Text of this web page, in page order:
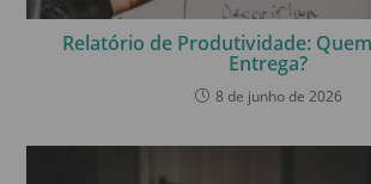
Relatório de Produtividade:
Entrega?
8 de junho de 2026